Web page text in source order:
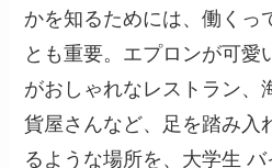
かを知るためには、働くっ
とも重要。エプロンが可愛
がおしゃれなレストラン、
貨屋さんなど、足を踏み入
るような場所を、大学生